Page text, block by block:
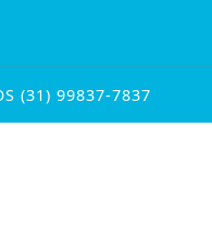
(31) 99837-7837